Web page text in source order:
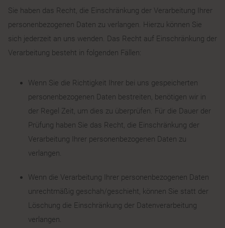
Sie haben das Recht, die Einschränkung der Verarbeitung Ihrer
personenbezogenen Daten zu verlangen. Hierzu können Sie
sich jederzeit an uns wenden. Das Recht auf Einschränkung der
Verarbeitung besteht in folgenden Fällen:
Wenn Sie die Richtigkeit Ihrer bei uns gespeicherten
personenbezogenen Daten bestreiten, benötigen wir in
der Regel Zeit, um dies zu überprüfen. Für die Dauer der
Prüfung haben Sie das Recht, die Einschränkung der
Verarbeitung Ihrer personenbezogenen Daten zu
verlangen.
Wenn die Verarbeitung Ihrer personenbezogenen Daten
unrechtmäßig geschah/geschieht, können Sie statt der
Löschung die Einschränkung der Datenverarbeitung
verlangen.